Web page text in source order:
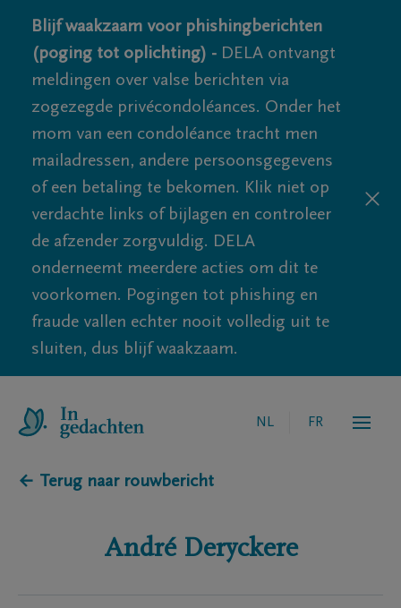
Blijf waakzaam voor phishingberichten
(poging tot oplichting) - DELA ontvangt
meldingen over valse berichten via
zogezegde privécondoléances. Onder het
mom van een condoléance tracht men
mailadressen, andere persoonsgegevens
of een betaling te bekomen. Klik niet op
verdachte links of bijlagen en controleer
de afzender zorgvuldig. DELA
onderneemt meerdere acties om dit te
voorkomen. Pogingen tot phishing en
fraude vallen echter nooit volledig uit te
sluiten, dus blijf waakzaam.
NL FR
← Terug naar rouwbericht
André Deryckere